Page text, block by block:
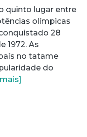
quinto lugar entre
olímpicas
28
1972. As
no tatame
do